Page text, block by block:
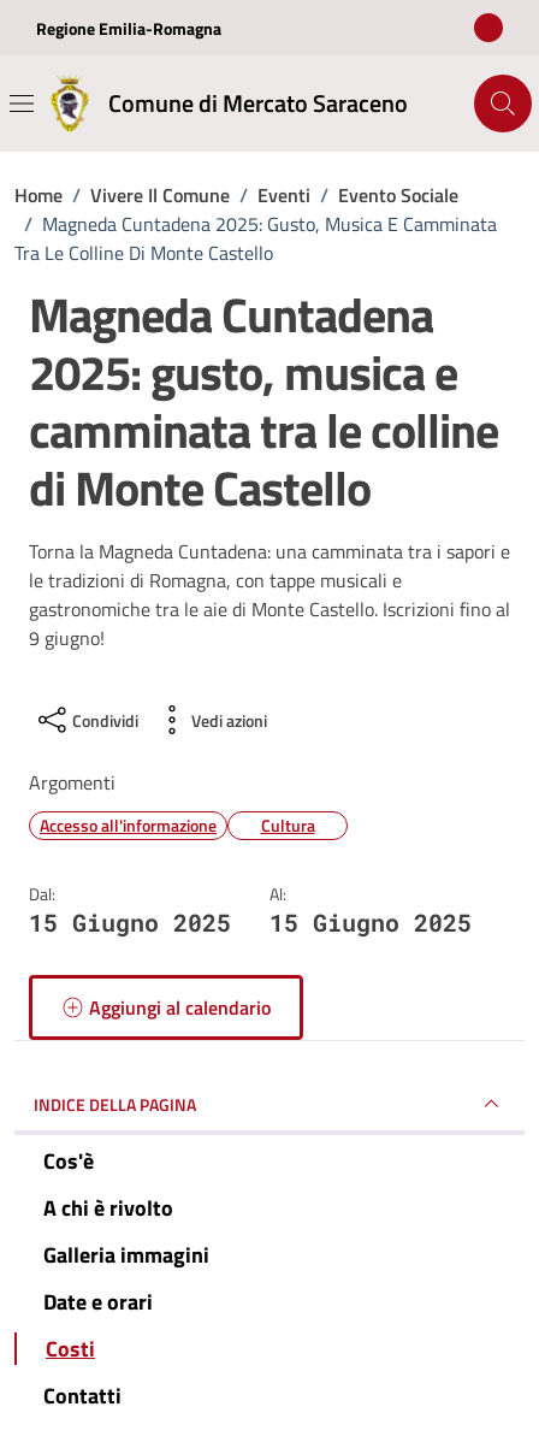
Regione Emilia-Romagna
Comune di Mercato Saraceno
Home / Vivere Il Comune / Eventi / Evento Sociale
/ Magneda Cuntadena 2025: Gusto, Musica E Camminata
Tra Le Colline Di Monte Castello
Magneda Cuntadena
2025: gusto, musica e
camminata tra le colline
di Monte Castello
Torna la Magneda Cuntadena: una camminata tra i sapori e
le tradizioni di Romagna, con tappe musicali e
gastronomiche tra le aie di Monte Castello. Iscrizioni fino al
9 giugno!
Condividi Vedi azioni
Argomenti
Accesso all'informazione Cultura
Dal:
15 Giugno 2025
Al:
15 Giugno 2025
Aggiungi al calendario
INDICE DELLA PAGINA
Cos'è
A chi è rivolto
Galleria immagini
Date e orari
Costi
Contatti